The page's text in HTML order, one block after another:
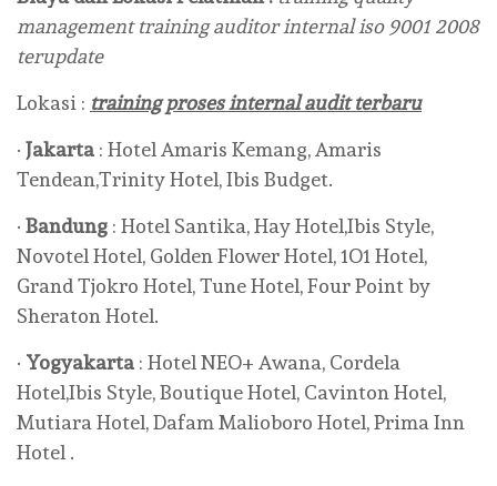
management training auditor internal iso 9001 2008
terupdate
Lokasi : training proses internal audit terbaru
· Jakarta : Hotel Amaris Kemang, Amaris
Tendean,Trinity Hotel, Ibis Budget.
· Bandung : Hotel Santika, Hay Hotel,Ibis Style,
Novotel Hotel, Golden Flower Hotel, 1O1 Hotel,
Grand Tjokro Hotel, Tune Hotel, Four Point by
Sheraton Hotel.
· Yogyakarta : Hotel NEO+ Awana, Cordela
Hotel,Ibis Style, Boutique Hotel, Cavinton Hotel,
Mutiara Hotel, Dafam Malioboro Hotel, Prima Inn
Hotel .